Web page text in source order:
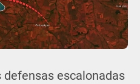
escalonadas